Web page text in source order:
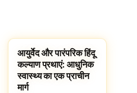
CULTURE
आयुर्वेद और पारंपरिक हिंदू
कल्याण प्रथाएं: आधुनिक
स्वास्थ्य का एक प्राचीन
मार्ग